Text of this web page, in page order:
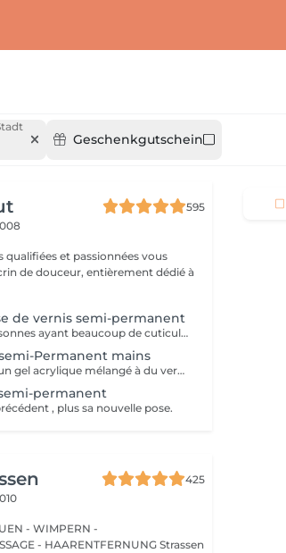
Geschenkgutschein
595
qualifiées et passionnées vous
de douceur, entièrement dédié à
de vernis semi-permanent
Manucure intense pour les personnes ayant beaucoup de cuticules + appliquer vernis semi permanent.
Permanent mains
Le vernis semi-permanent est un gel acrylique mélangé à du vernis, appliqué sur l'ongle et durci par des UV. Il a la même texture qu'un vernis classique, est aussi liquide et a encore plus de brillance. Il reste impeccable, sans ternir et sans s'écailler jusqu'à 18 jours.
permanent
, plus sa nouvelle pose.
425
- WIMPERN -
- HAARENTFERNUNG Strassen